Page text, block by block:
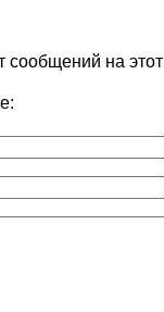
сообщений на